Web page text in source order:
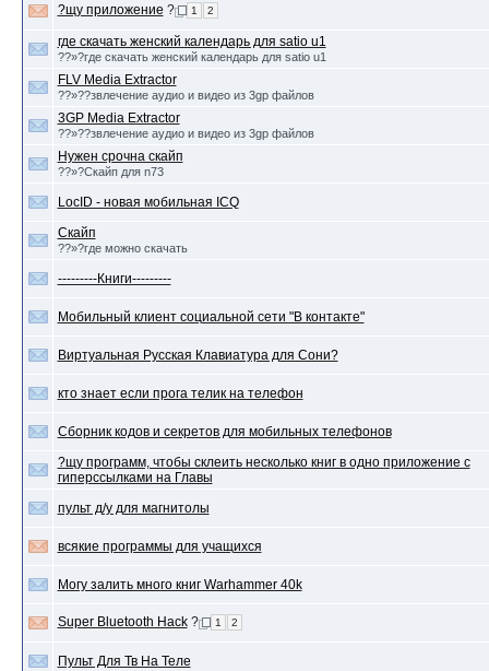
?щу приложение ? 1 2
где скачать женский календарь для satio u1
??»?где скачать женский календарь для satio u1
FLV Media Extractor
??»??звлечение аудио и видео из 3gp файлов
3GP Media Extractor
??»??звлечение аудио и видео из 3gp файлов
Нужен срочна скайп
??»?Скайп для n73
LocID - новая мобильная ICQ
Скайп
??»?где можно скачать
---------Книги---------
Мобильный клиент социальной сети "В контакте"
Виртуальная Русская Клавиатура для Сони?
кто знает если прога телик на телефон
Сборник кодов и секретов для мобильных телефонов
?щу программ, чтобы склеить несколько книг в одно приложение с
гиперссылками на Главы
пульт д/у для магнитолы
всякие программы для учащихся
Могу залить много книг Warhammer 40k
Super Bluetooth Hack? 1 2
Пульт Для Тв На Теле